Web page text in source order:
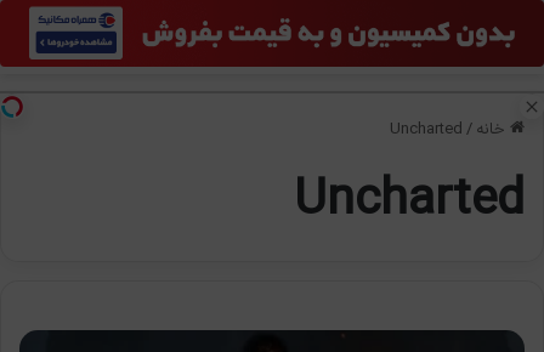
منو
خانه /
Uncharted
Uncharted